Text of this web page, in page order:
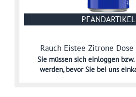
PFANDARTIKEL
Rauch Eistee Zitrone Dose
Sie müssen sich einloggen
werden,bevor Sie bei uns